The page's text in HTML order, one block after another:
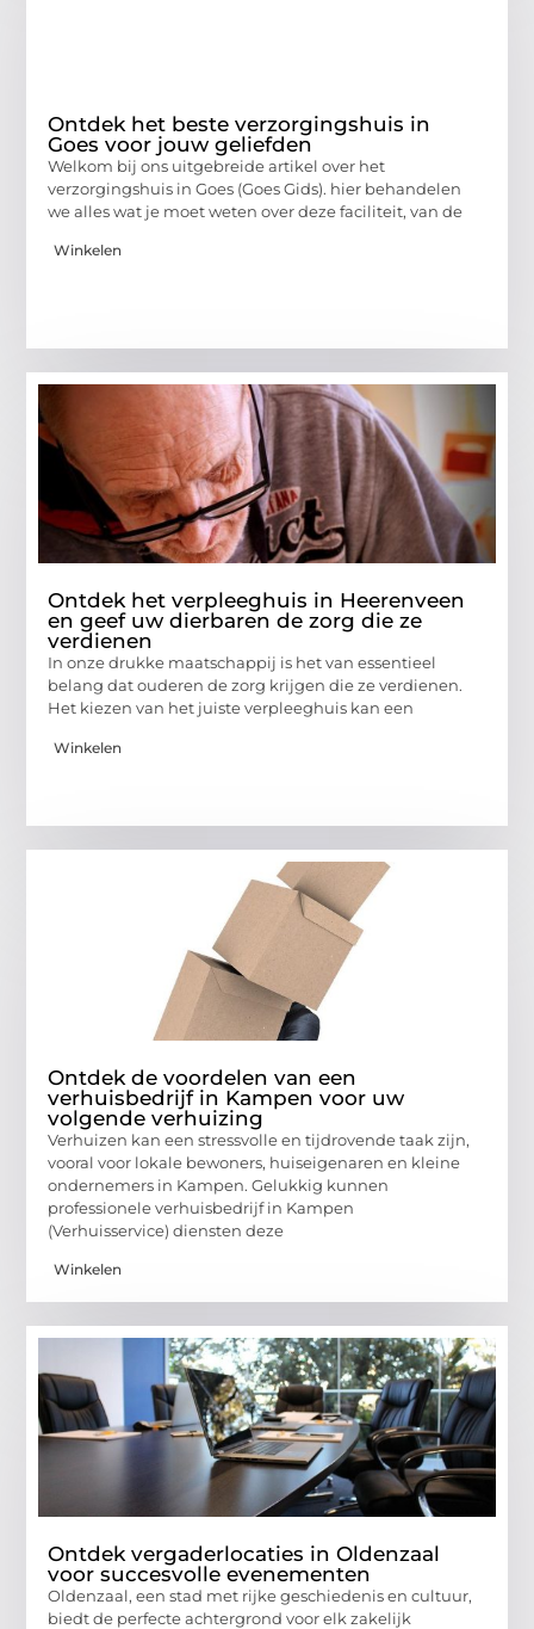
Ontdek het beste verzorgingshuis in
Goes voor jouw geliefden
Welkom bij ons uitgebreide artikel over het
verzorgingshuis in Goes (Goes Gids). hier behandelen
we alles wat je moet weten over deze faciliteit, van de
Winkelen
Ontdek het verpleeghuis in Heerenveen
en geef uw dierbaren de zorg die ze
verdienen
In onze drukke maatschappij is het van essentieel
belang dat ouderen de zorg krijgen die ze verdienen.
Het kiezen van het juiste verpleeghuis kan een
Winkelen
Ontdek de voordelen van een
verhuisbedrijf in Kampen voor uw
volgende verhuizing
Verhuizen kan een stressvolle en tijdrovende taak zijn,
vooral voor lokale bewoners, huiseigenaren en kleine
ondernemers in Kampen. Gelukkig kunnen
professionele verhuisbedrijf in Kampen
(Verhuisservice) diensten deze
Winkelen
Ontdek vergaderlocaties in Oldenzaal
voor succesvolle evenementen
Oldenzaal, een stad met rijke geschiedenis en cultuur,
biedt de perfecte achtergrond voor elk zakelijk